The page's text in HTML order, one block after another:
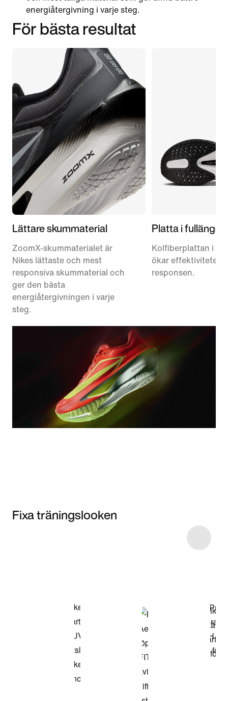
energiåtergivning i varje steg.
För bästa resultat
Lättare skummaterial
ZoomX-skummaterialet är
Nikes lättaste och mest
responsiva skummaterial och
ger den bästa
energiåtergivningen i varje
steg.
Platta i fullängd
Kolfiberplattan i
ökar effektiviteten
responsen.
Fixa träningslooken